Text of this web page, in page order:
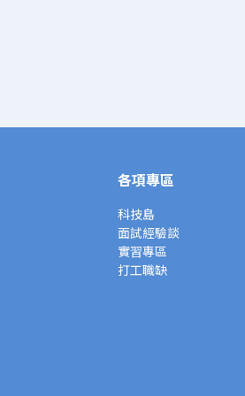
各項專區
科技島
面試經驗談
實習專區
打工職缺